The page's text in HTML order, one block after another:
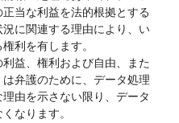
当な利益を法的根拠とする
に関連する理由により、い
利を有します。
益、権利および自由、また
弁護のために、データ処理
由を示さない限り、データ
なります。